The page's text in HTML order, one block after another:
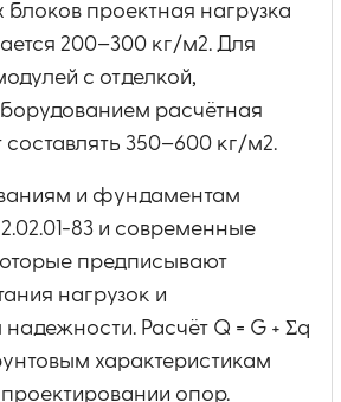
блоков проектная нагрузка
200–300 кг/м2. Для
с отделкой,
расчётная
350–600 кг/м2.
и фундаментам
83 и современные
предписывают
нагрузок и
Расчёт Q = G + Σq
характеристикам
опор.